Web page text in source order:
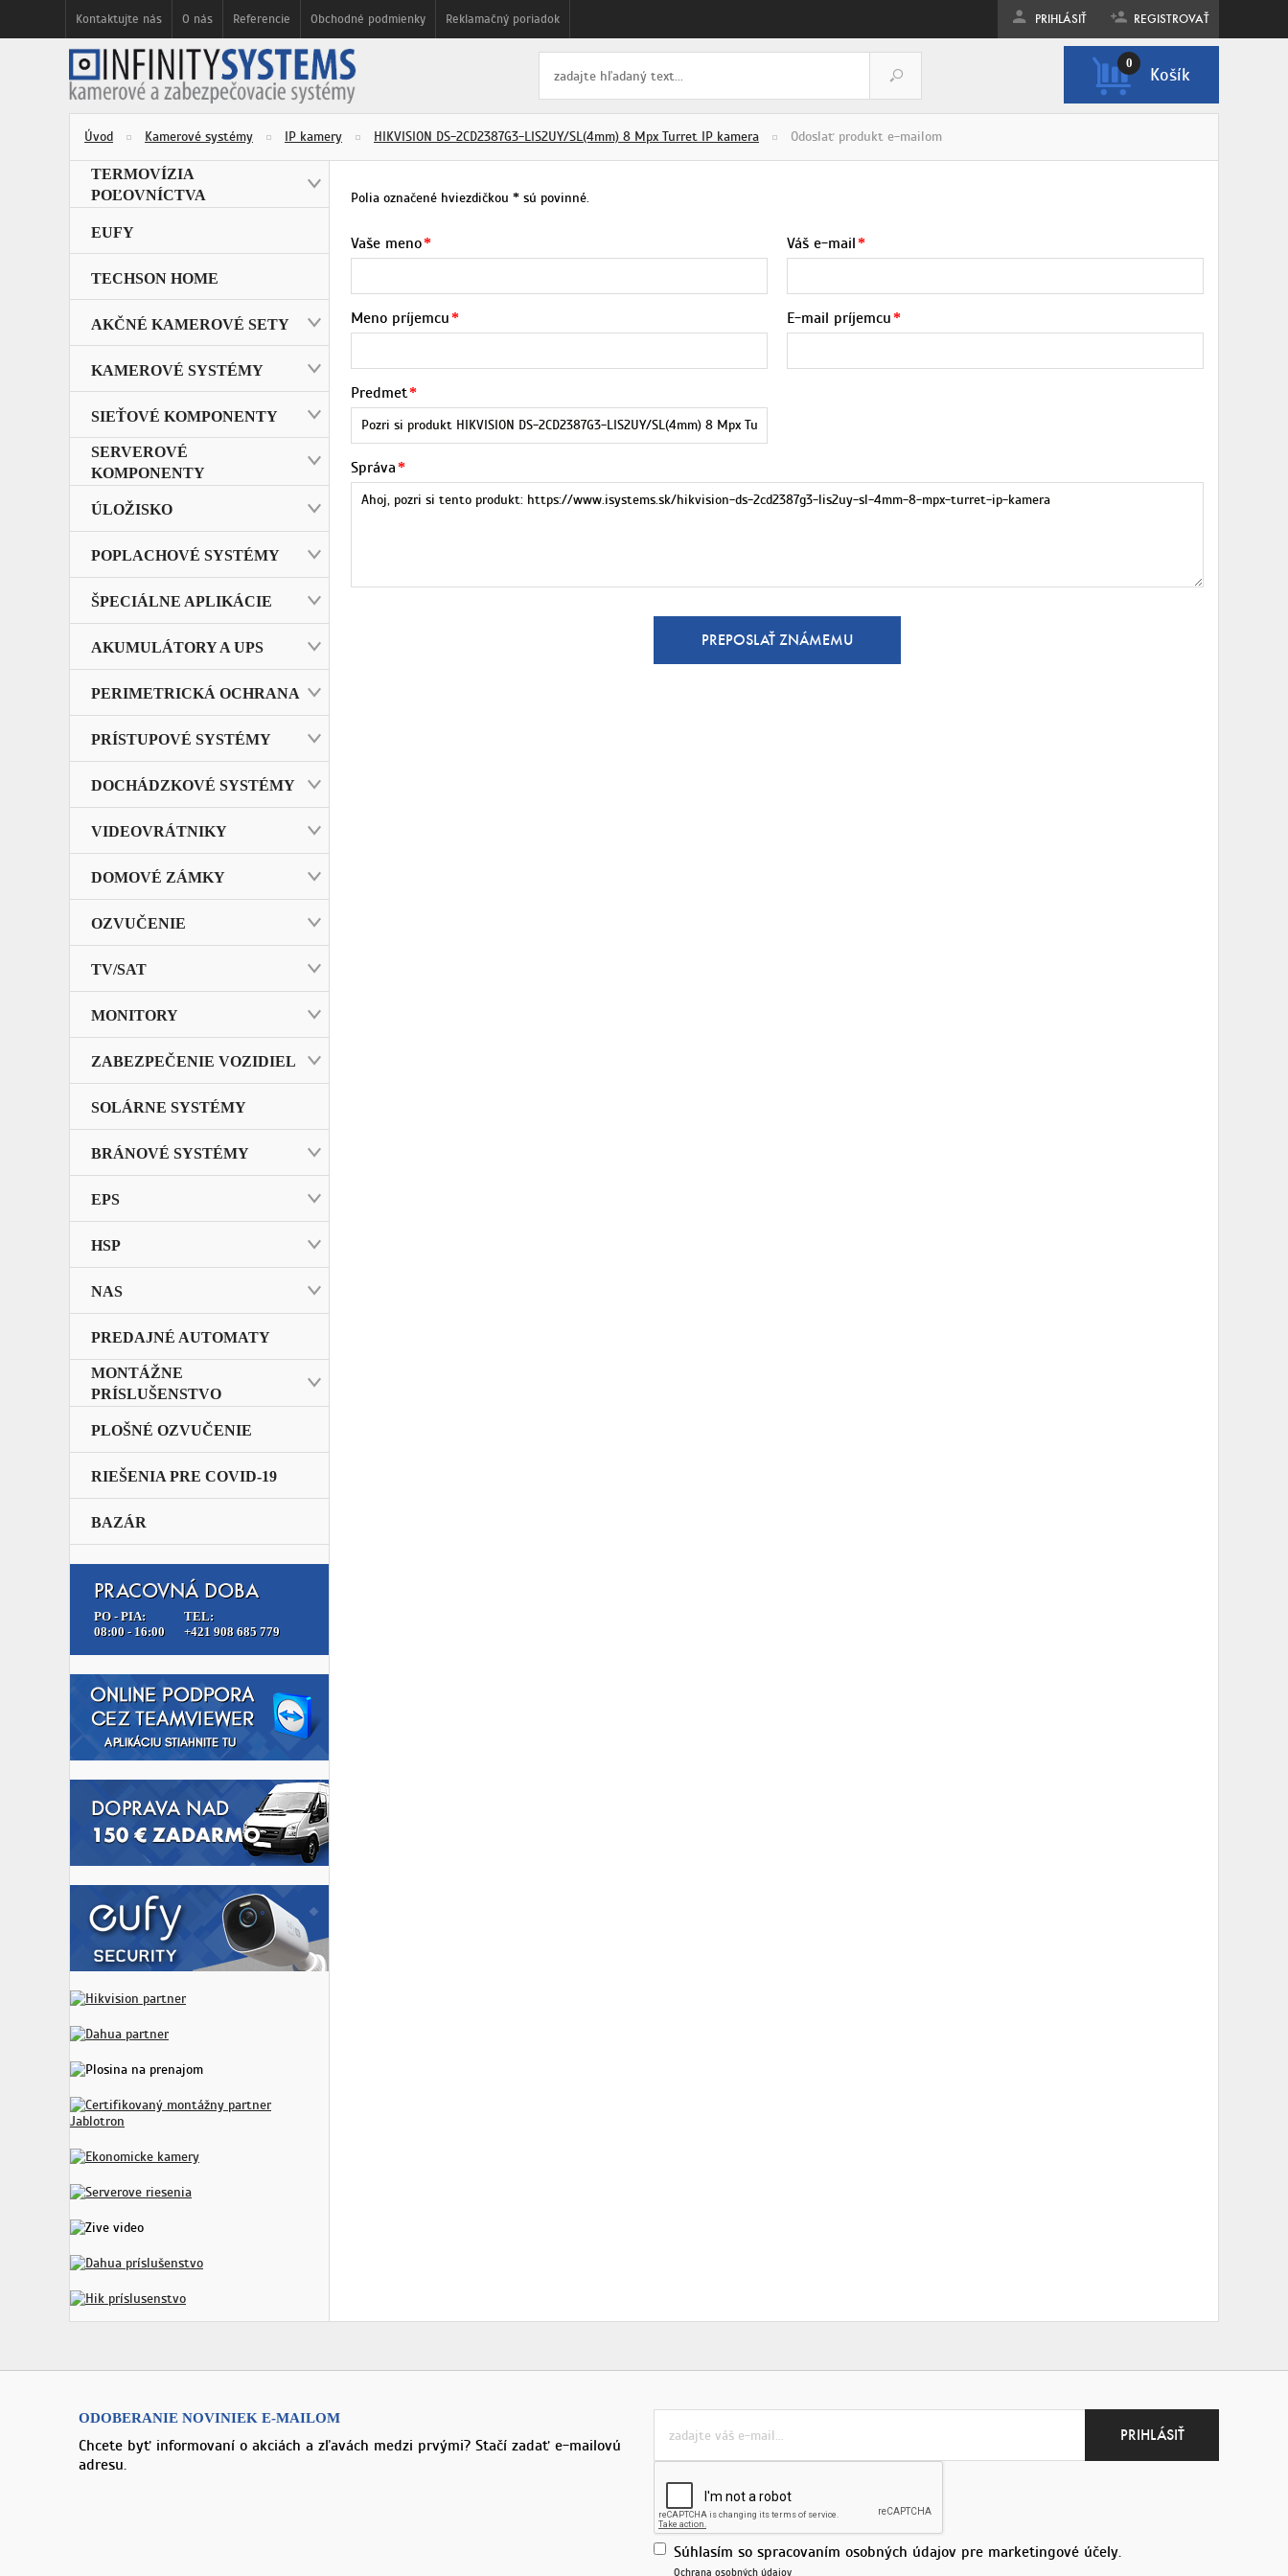
Kontaktujte nás O nás Referencie Obchodné podmienky Reklamačný poriadok PRIHLÁSIŤ REGISTROVAŤ
0
Košík
Úvod Kamerové systémy IP kamery HIKVISION DS-2CD2387G3-LIS2UY/SL(4mm) 8 Mpx Turret IP kamera Odoslať produkt e-mailom
TERMOVÍZIA
POĽOVNÍCTVA
EUFY
TECHSON HOME
AKČNÉ KAMEROVÉ SETY
KAMEROVÉ SYSTÉMY
SIEŤOVÉ KOMPONENTY
SERVEROVÉ
KOMPONENTY
ÚLOŽISKO
POPLACHOVÉ SYSTÉMY
ŠPECIÁLNE APLIKÁCIE
AKUMULÁTORY A UPS
PERIMETRICKÁ OCHRANA
PRÍSTUPOVÉ SYSTÉMY
DOCHÁDZKOVÉ SYSTÉMY
VIDEOVRÁTNIKY
DOMOVÉ ZÁMKY
OZVUČENIE
TV/SAT
MONITORY
ZABEZPEČENIE VOZIDIEL
SOLÁRNE SYSTÉMY
BRÁNOVÉ SYSTÉMY
EPS
HSP
NAS
PREDAJNÉ AUTOMATY
MONTÁŽNE
PRÍSLUŠENSTVO
PLOŠNÉ OZVUČENIE
RIEŠENIA PRE COVID-19
BAZÁR
PRACOVNÁ DOBA
PO - PIA:
08:00 - 16:00
TEL:
+421 908 685 779
Polia označené hviezdičkou * sú povinné.
Vaše meno Váš e-mail
Meno príjemcu E-mail príjemcu
Predmet
Správa
ODOBERANIE NOVINIEK E-MAILOM
Chcete byť informovaní o akciách a zľavách medzi prvými? Stačí zadať e-mailovú
adresu.
Súhlasím so spracovaním osobných údajov pre marketingové účely.
Ochrana osobných údajov